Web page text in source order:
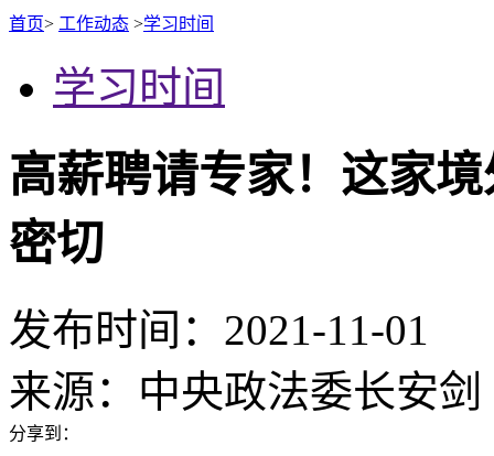
首页> 工作动态 >学习时间
学习时间
高薪聘请专家！这家
密切
发布时间：2021-11-01
来源： 中央政法委长安剑
分享到：